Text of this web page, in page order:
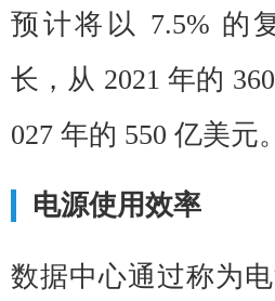
预计将以 7.5% 的
长，从 2021 年的
027 年的 550 亿美元。
电源使用效率
数据中心通过称为